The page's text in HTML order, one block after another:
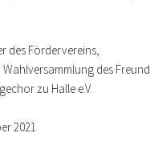
des Fördervereins,
des
zu Halle e.V.
2021